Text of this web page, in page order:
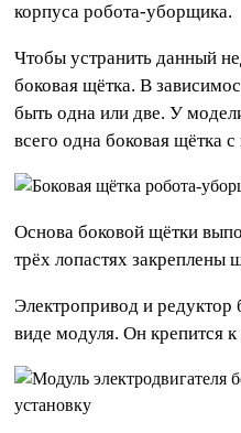
корпуса робота-уборщика.
Чтобы устранить данный
боковая щётка. В
быть одна или две. У
всего одна боковая щётка
Основа боковой щётки
трёх лопастях закреплены
Электропривод и
виде модуля. Он крепится